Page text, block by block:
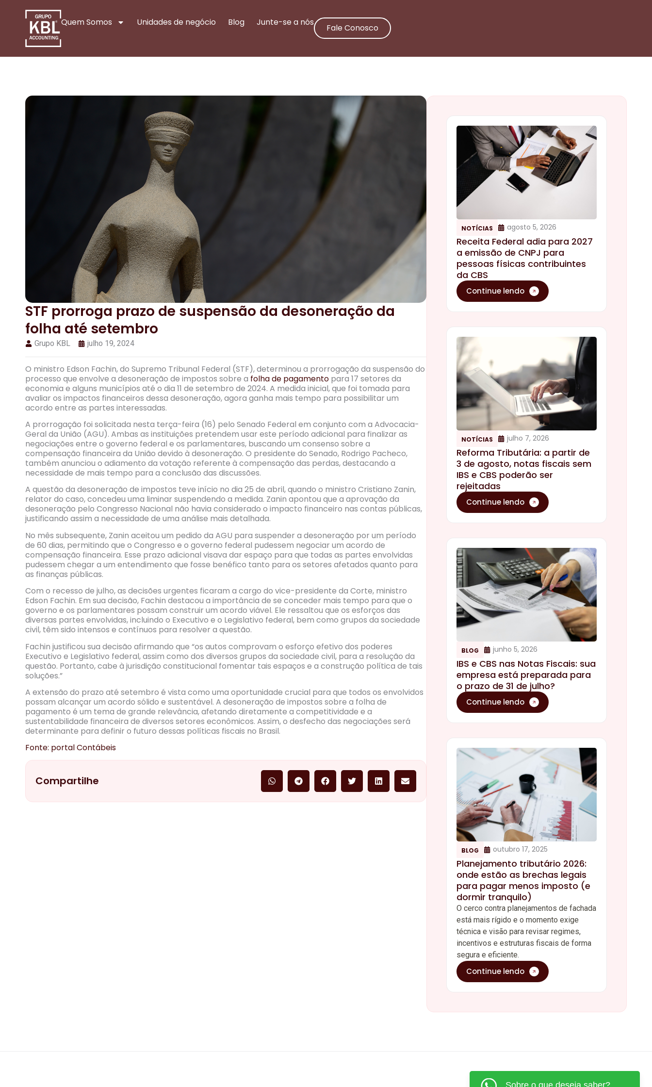
Quem Somos Unidades de negócio Blog Junte-se a nós
Fale Conosco
NOTÍCIAS agosto 5, 2026
Receita Federal adia para 2027
a emissão de CNPJ para
pessoas físicas contribuintes
da CBS
Continue lendo
NOTÍCIAS julho 7, 2026
Reforma Tributária: a partir de
3 de agosto, notas fiscais sem
IBS e CBS poderão ser
rejeitadas
Continue lendo
BLOG junho 5, 2026
IBS e CBS nas Notas Fiscais: sua
empresa está preparada para
o prazo de 31 de julho?
Continue lendo
BLOG outubro 17, 2025
Planejamento tributário 2026:
onde estão as brechas legais
para pagar menos imposto (e
dormir tranquilo)
O cerco contra planejamentos de fachada
está mais rígido e o momento exige
técnica e visão para revisar regimes,
incentivos e estruturas fiscais de forma
segura e eficiente.
Continue lendo
STF prorroga prazo de suspensão da desoneração da
folha até setembro
Grupo KBL julho 19, 2024
O ministro Edson Fachin, do Supremo Tribunal Federal (STF), determinou a prorrogação da suspensão do
processo que envolve a desoneração de impostos sobre a folha de pagamento para 17 setores da
economia e alguns municípios até o dia 11 de setembro de 2024. A medida inicial, que foi tomada para
avaliar os impactos financeiros dessa desoneração, agora ganha mais tempo para possibilitar um
acordo entre as partes interessadas.
A prorrogação foi solicitada nesta terça-feira (16) pelo Senado Federal em conjunto com a Advocacia-
Geral da União (AGU). Ambas as instituições pretendem usar este período adicional para finalizar as
negociações entre o governo federal e os parlamentares, buscando um consenso sobre a
compensação financeira da União devido à desoneração. O presidente do Senado, Rodrigo Pacheco,
também anunciou o adiamento da votação referente à compensação das perdas, destacando a
necessidade de mais tempo para a conclusão das discussões.
A questão da desoneração de impostos teve início no dia 25 de abril, quando o ministro Cristiano Zanin,
relator do caso, concedeu uma liminar suspendendo a medida. Zanin apontou que a aprovação da
desoneração pelo Congresso Nacional não havia considerado o impacto financeiro nas contas públicas,
justificando assim a necessidade de uma análise mais detalhada.
No mês subsequente, Zanin aceitou um pedido da AGU para suspender a desoneração por um período
de 60 dias, permitindo que o Congresso e o governo federal pudessem negociar um acordo de
compensação financeira. Esse prazo adicional visava dar espaço para que todas as partes envolvidas
pudessem chegar a um entendimento que fosse benéfico tanto para os setores afetados quanto para
as finanças públicas.
Com o recesso de julho, as decisões urgentes ficaram a cargo do vice-presidente da Corte, ministro
Edson Fachin. Em sua decisão, Fachin destacou a importância de se conceder mais tempo para que o
governo e os parlamentares possam construir um acordo viável. Ele ressaltou que os esforços das
diversas partes envolvidas, incluindo o Executivo e o Legislativo federal, bem como grupos da sociedade
civil, têm sido intensos e contínuos para resolver a questão.
Fachin justificou sua decisão afirmando que “os autos comprovam o esforço efetivo dos poderes
Executivo e Legislativo federal, assim como dos diversos grupos da sociedade civil, para a resolução da
questão. Portanto, cabe à jurisdição constitucional fomentar tais espaços e a construção política de tais
soluções.”
A extensão do prazo até setembro é vista como uma oportunidade crucial para que todos os envolvidos
possam alcançar um acordo sólido e sustentável. A desoneração de impostos sobre a folha de
pagamento é um tema de grande relevância, afetando diretamente a competitividade e a
sustentabilidade financeira de diversos setores econômicos. Assim, o desfecho das negociações será
determinante para definir o futuro dessas políticas fiscais no Brasil.
Fonte: portal Contábeis
Compartilhe
Sobre o que deseja saber?